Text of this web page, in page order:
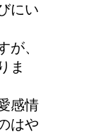
位だと、
るの？
なぜ実が
にい
が、
ま
感情
はや